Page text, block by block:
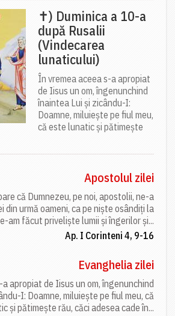
✝) Duminica a 10-a
după Rusalii
(Vindecarea
lunaticului)
În vremea aceea s-a apropiat
de Iisus un om, îngenunchind
înaintea Lui și zicându-I:
Doamne, miluiește pe fiul meu,
că este lunatic și pătimește
Apostolul zilei
că Dumnezeu, pe noi, apostolii, ne-a
din urmă oameni, ca pe niște osândiți la
am făcut priveliște lumii și îngerilor și...
Ap. I Corinteni 4, 9-16
Evanghelia zilei
apropiat de Iisus un om, îngenunchind
I: Doamne, miluiește pe fiul meu, că
și pătimește rău, căci adesea cade în...